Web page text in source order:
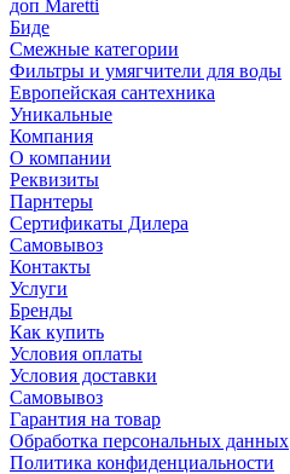
доп Maretti
Биде
Смежные категории
Фильтры и умягчители для воды
Европейская сантехника
Уникальные
Компания
О компании
Реквизиты
Парнтеры
Сертификаты Дилера
Самовывоз
Контакты
Услуги
Бренды
Как купить
Условия оплаты
Условия доставки
Самовывоз
Гарантия на товар
Обработка персональных данных
Политика конфиденциальности